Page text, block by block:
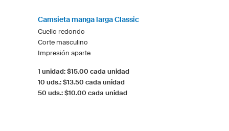
Camsieta manga larga Classic
Cuello redondo
Corte masculino
Impresión aparte
1 unidad: $15.00 cada unidad
10 uds.: $13.50 cada unidad
50 uds.: $10.00 cada unidad